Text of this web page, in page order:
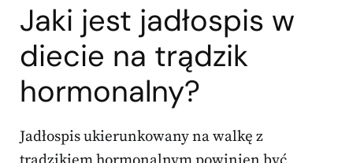
Jaki jest jadłospis w
diecie na trądzik
hormonalny?
Jadłospis ukierunkowany na walkę z